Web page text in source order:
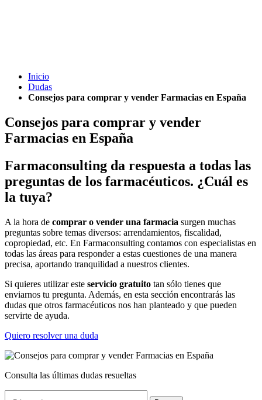
Inicio
Dudas
Consejos para comprar y vender Farmacias en España
Consejos para comprar y vender
Farmacias en España
Farmaconsulting da respuesta a todas las
preguntas de los farmacéuticos. ¿Cuál es
la tuya?
A la hora de comprar o vender una farmacia surgen muchas
preguntas sobre temas diversos: arrendamientos, fiscalidad,
copropiedad, etc. En Farmaconsulting contamos con especialistas en
todas las áreas para responder a estas cuestiones de una manera
precisa, aportando tranquilidad a nuestros clientes.
Si quieres utilizar este servicio gratuito tan sólo tienes que
enviarnos tu pregunta. Además, en esta sección encontrarás las
dudas que otros farmacéuticos nos han planteado y que pueden
servirte de ayuda.
Quiero resolver una duda
Consulta las últimas dudas resueltas